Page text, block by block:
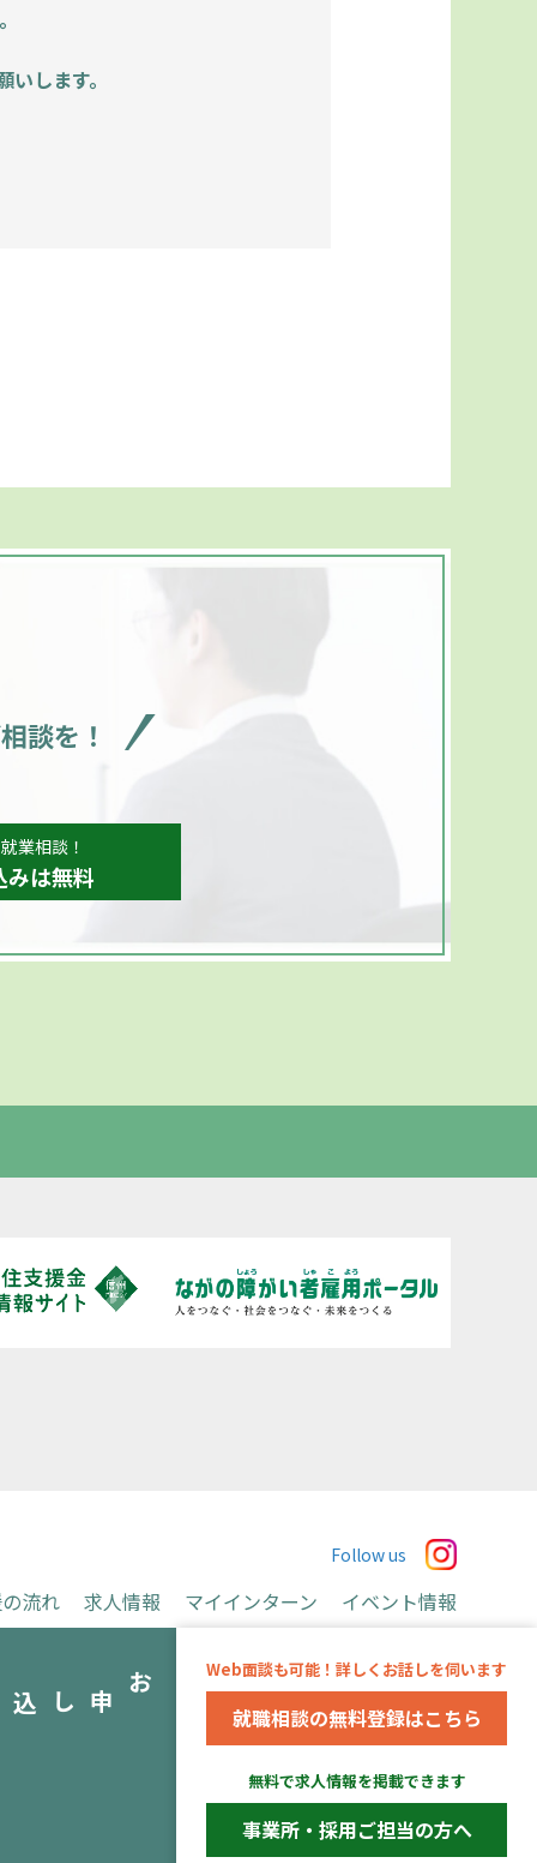
します。
談を！
業相談！
みは無料
Web面談も可能！詳しくお話しを伺います
就職相談の無料登録はこちら
無料で求人情報を掲載できます
事業所・採用ご担当の方へ
流れ 求人情報 マイインターン
イベント情報
Follow us
※当事業は長野県より委託を受け、アデコ株式会社